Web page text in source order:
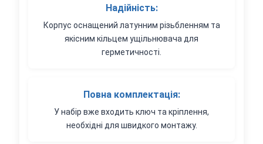
Надійність:
Корпус оснащений латунним різьбленням та
якісним кільцем ущільнювача для
герметичності.
Повна комплектація:
У набір вже входить ключ та кріплення,
необхідні для швидкого монтажу.